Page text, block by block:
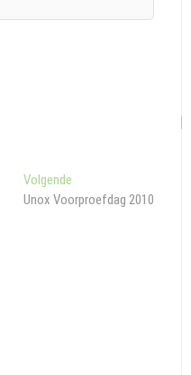
Volgende
bericht:
Unox Voorproefdag 2010